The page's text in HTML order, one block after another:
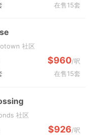
在售15套
社区
$960/呎
在售15套
社区
$926/呎